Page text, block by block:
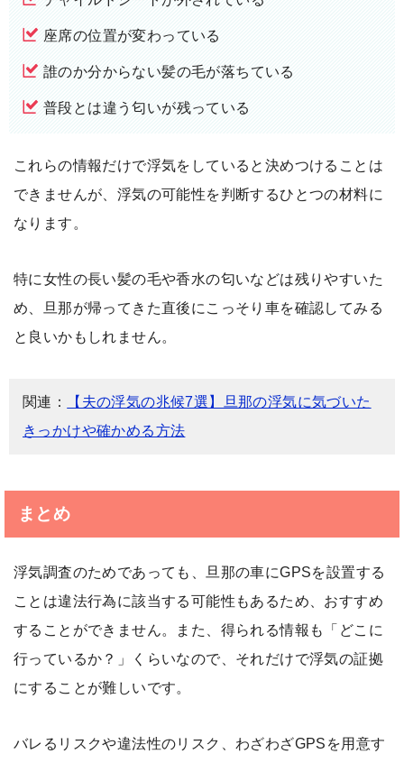
座席の位置が変わっている
誰のか分からない髪の毛が落ちている
普段とは違う匂いが残っている
これらの情報だけで浮気をしていると決めつけることは
できませんが、浮気の可能性を判断するひとつの材料に
なります。
特に女性の長い髪の毛や香水の匂いなどは残りやすいた
め、旦那が帰ってきた直後にこっそり車を確認してみる
と良いかもしれません。
関連：
【夫の浮気の兆候7選】旦那の浮気に気づいた
きっかけや確かめる方法
まとめ
浮気調査のためであっても、旦那の車にGPSを設置する
ことは違法行為に該当する可能性もあるため、おすすめ
することができません。また、得られる情報も「どこに
行っているか？」くらいなので、それだけで浮気の証拠
にすることが難しいです。
バレるリスクや違法性のリスク、わざわざGPSを用意す